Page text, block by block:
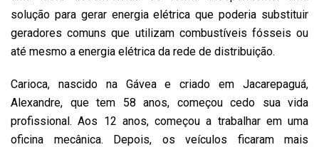
solução para gerar energia elétrica que poderia substituir
geradores comuns que utilizam combustíveis fósseis ou
até mesmo a energia elétrica da rede de distribuição.
Carioca, nascido na Gávea e criado em Jacarepaguá,
Alexandre, que tem 58 anos, começou cedo sua vida
profissional. Aos 12 anos, começou a trabalhar em uma
oficina mecânica. Depois, os veículos ficaram mais